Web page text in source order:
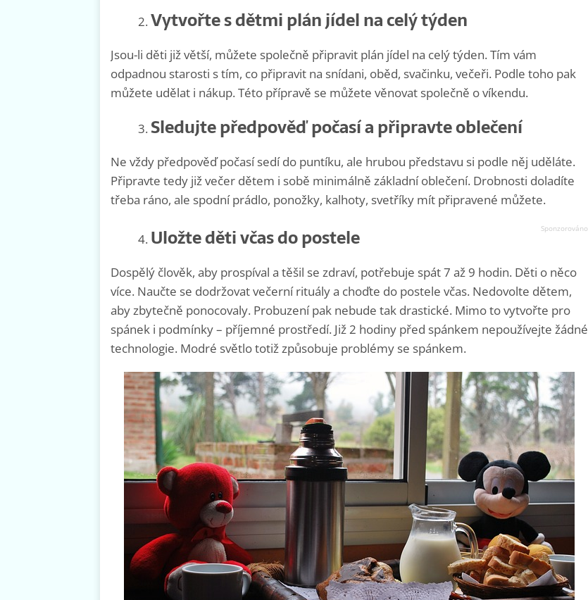
Vytvořte s dětmi plán jídel na celý týden
Jsou-li děti již větší, můžete společně připravit plán jídel na celý týden. Tím vám
odpadnou starosti s tím, co připravit na snídani, oběd, svačinku, večeři. Podle toho pak
můžete udělat i nákup. Této přípravě se můžete věnovat společně o víkendu.
Sledujte předpověď počasí a připravte oblečení
Ne vždy předpověď počasí sedí do puntíku, ale hrubou představu si podle něj uděláte.
Připravte tedy již večer dětem i sobě minimálně základní oblečení. Drobnosti doladíte
třeba ráno, ale spodní prádlo, ponožky, kalhoty, svetříky mít připravené můžete.
Uložte děti včas do postele
Dospělý člověk, aby prospíval a těšil se zdraví, potřebuje spát 7 až 9 hodin. Děti o něco
více. Naučte se dodržovat večerní rituály a choďte do postele včas. Nedovolte dětem,
aby zbytečně ponocovaly. Probuzení pak nebude tak drastické. Mimo to vytvořte pro
spánek i podmínky – příjemné prostředí. Již 2 hodiny před spánkem nepoužívejte žádné
technologie. Modré světlo totiž způsobuje problémy se spánkem.